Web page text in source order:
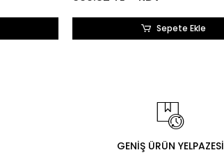
Sepete Ekle
GENİŞ ÜRÜN YELPAZESİ